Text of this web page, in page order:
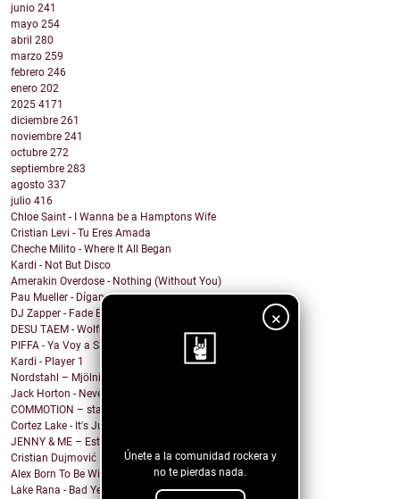
×
Únete a la comunidad rockera y
no te pierdas nada.
junio 241
mayo 254
abril 280
marzo 259
febrero 246
enero 202
2025 4171
diciembre 261
noviembre 241
octubre 272
septiembre 283
agosto 337
julio 416
Chloe Saint - I Wanna be a Hamptons Wife
Cristian Levi - Tu Eres Amada
Cheche Milito - Where It All Began
Kardi - Not But Disco
Amerakin Overdose - Nothing (Without You)
Pau Mueller - Díganme
DJ Zapper - Fade Back
DESU TAEM - Wolfman’s All Day Grooming
PIFFA - Ya Voy a Salir
Kardi - Player 1
Nordstahl – Mjölnir
Jack Horton - Never Know Why (feat. Vesper Stockwell)
COMMOTION – stargazing
Cortez Lake - It's Just Me
JENNY & ME – Estate
Cristian Dujmović – Fin de un mundo
Alex Born To Be Wild - Nice Girls
Lake Rana - Bad Year